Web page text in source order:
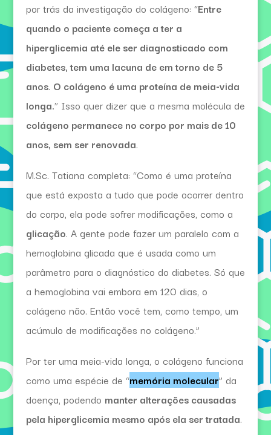
por trás da investigação do colágeno: “Entre
quando o paciente começa a ter a
hiperglicemia até ele ser diagnosticado com
diabetes, tem uma lacuna de em torno de 5
anos. O colágeno é uma proteína de meia-vida
longa.” Isso quer dizer que a mesma molécula de
colágeno permanece no corpo por mais de 10
anos, sem ser renovada.
M.Sc. Tatiana completa: “Como é uma proteína
que está exposta a tudo que pode ocorrer dentro
do corpo, ela pode sofrer modificações, como a
glicação. A gente pode fazer um paralelo com a
hemoglobina glicada que é usada como um
parâmetro para o diagnóstico do diabetes. Só que
a hemoglobina vai embora em 120 dias, o
colágeno não. Então você tem, como tempo, um
acúmulo de modificações no colágeno.”
Por ter uma meia-vida longa, o colágeno funciona
como uma espécie de “memória molecular” da
doença, podendo manter alterações causadas
pela hiperglicemia mesmo após ela ser tratada.